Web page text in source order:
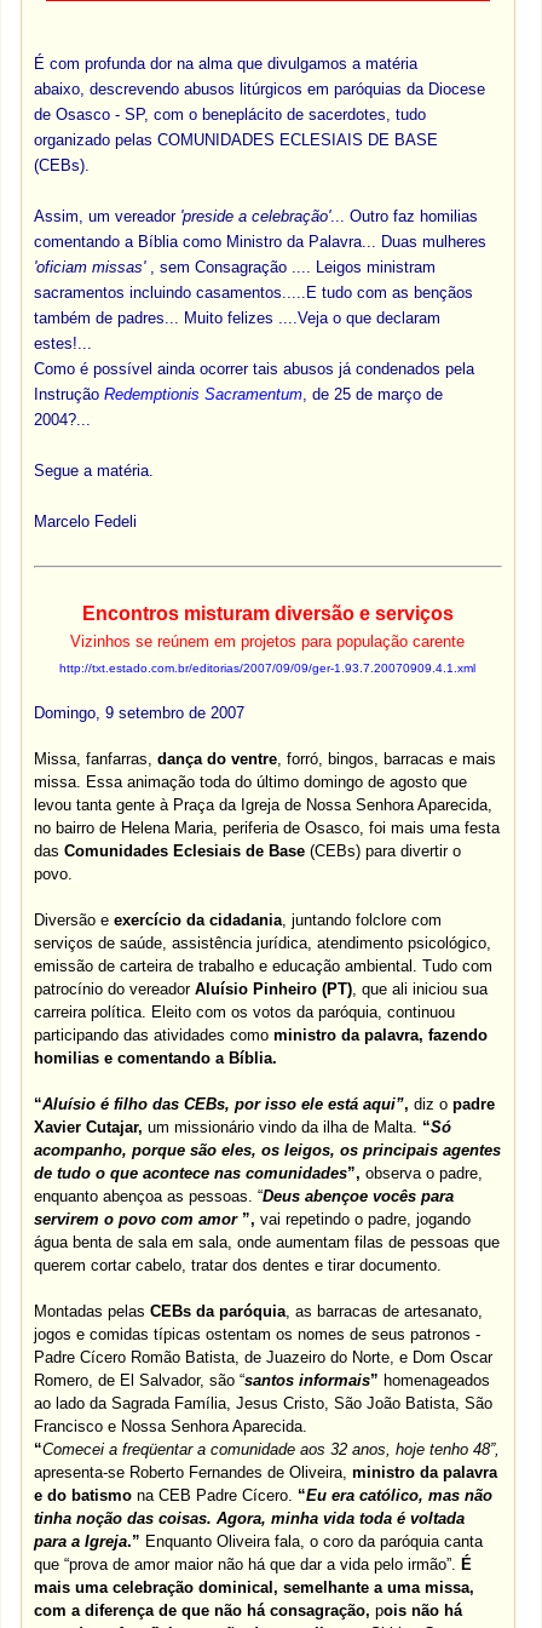
É com profunda dor na alma que divulgamos a matéria
abaixo, descrevendoabusos litúrgicos em paróquias da Diocese
de Osasco - SP, com o beneplácito de sacerdotes, tudo
organizado pelasCOMUNIDADES ECLESIAIS DE BASE
(CEBs).
Assim, umvereador 'preside a celebração'... Outro faz homilias
comentando a Bíbliacomo Ministro da Palavra... Duas mulheres
'oficiam missas', sem Consagração .... Leigos ministram
sacramentos incluindo casamentos.....E tudo com as bençãos
também de padres... Muito felizes ....Veja o que declaram
estes!...
Como é possível ainda ocorrer tais abusos já condenados pela
InstruçãoRedemptionis Sacramentum, de 25 de março de
2004?...
Segue a matéria.
Marcelo Fedeli
Encontros misturam diversão e serviços
Vizinhos se reúnem em projetos para população carente
http://txt.estado.com.br/editorias/2007/09/09/ger-1.93.7.20070909.4.1.xml
Domingo, 9 setembro de 2007
Missa, fanfarras,dança do ventre, forró, bingos, barracas e mais
missa. Essa animação toda do último domingo de agosto que
levou tanta gente à Praça da Igreja de Nossa Senhora Aparecida,
no bairro de Helena Maria, periferia de Osasco, foi mais uma festa
dasComunidades Eclesiais de Base (CEBs) para divertir o
povo.
Diversão eexercício da cidadania, juntando folclore com
serviços de saúde, assistência jurídica, atendimento psicológico,
emissão de carteira de trabalho e educação ambiental . Tudo com
patrocínio do vereador Aluísio Pinheiro (PT), que ali iniciousua
carreira política. Eleito com os votos da paróquia,continuou
participando das atividades comoministro da palavra, fazendo
homilias e comentando a Bíblia.
“Aluísio é filho das CEBs, por isso ele está aqui”, diz opadre
Xavier Cutajar, ummissionário vindo da ilha de Malta. “Só
acompanho, porque são eles, os leigos, os principais agentes
de tudo o que acontece nas comunidades”, observa o padre,
enquanto abençoa as pessoas. “Deus abençoe vocês para
servirem o povo com amor”, vai repetindo o padre, jogando
água benta de sala em sala, onde aumentam filas de pessoas que
querem cortar cabelo, tratar dos dentes e tirar documento.
Montadas pelasCEBs da paróquia, as barracas de artesanato,
jogos e comidas típicas ostentam os nomes de seus patronos -
Padre Cícero Romão Batista, de Juazeiro do Norte, e Dom Oscar
Romero, de El Salvador, são “santos informais” homenageados
ao lado da Sagrada Família, Jesus Cristo, São João Batista, São
Francisco e Nossa Senhora Aparecida.
“Comecei a freqüentar a comunidade aos 32 anos, hoje tenho 48”,
apresenta-se Roberto Fernandes de Oliveira,ministro da palavra
e do batismo na CEB Padre Cícero. “Eu era católico, mas não
tinha noção das coisas. Agora, minha vida toda é voltada
para a Igreja.” Enquanto Oliveira fala, o coro da paróquia canta
que “prova de amor maior não há que dar a vida pelo irmão”. É
mais uma celebração dominical, semelhante a uma missa,
com a diferença de que não há consagração,pois não há